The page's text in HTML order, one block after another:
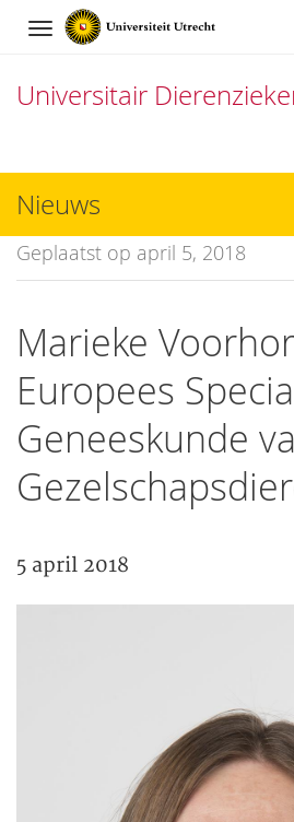
Navigation
Universitair
naar
inhoud
Nieuws
Geplaatst op april 5, 2018
Marieke
Europees
Geneeskunde
5 april 2018